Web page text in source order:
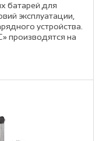
батарей для
эксплуатации,
устройства.
производятся на